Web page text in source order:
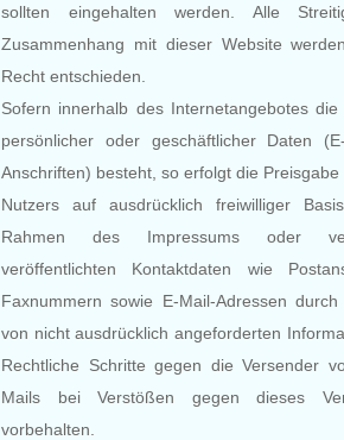
sollten eingehalten werden. Alle
Zusammenhang mit dieser Website
Recht entschieden.
Sofern innerhalb des Internetangebotes
persönlicher oder geschäftlicher Daten
Anschriften) besteht, so erfolgt die
Nutzers auf ausdrücklich freiwilliger
Rahmen des Impressums oder
veröffentlichten Kontaktdaten wie
Faxnummern sowie E-Mail-Adressen
von nicht ausdrücklich angeforderten
Rechtliche Schritte gegen die Versender
Mails bei Verstößen gegen dieses
vorbehalten.